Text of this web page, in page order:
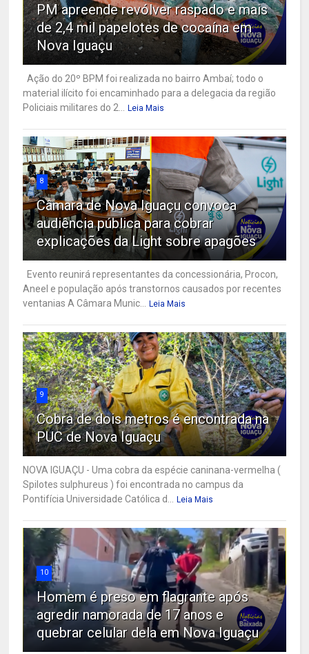
PM apreende revólver raspado e mais
de 2,4 mil papelotes de cocaína em
Nova Iguaçu
Ação do 20º BPM foi realizada no bairro Ambaí; todo o
material ilícito foi encaminhado para a delegacia da região
Policiais militares do 2...
Leia Mais
8
Câmara de Nova Iguaçu convoca
audiência pública para cobrar
explicações da Light sobre apagões
Evento reunirá representantes da concessionária, Procon,
Aneel e população após transtornos causados por recentes
ventanias A Câmara Munic...
Leia Mais
9
Cobra de dois metros é encontrada na
PUC de Nova Iguaçu
NOVA IGUAÇU - Uma cobra da espécie caninana-vermelha (
Spilotes sulphureus ) foi encontrada no campus da
Pontifícia Universidade Católica d...
Leia Mais
10
Homem é preso em flagrante após
agredir namorada de 17 anos e
quebrar celular dela em Nova Iguaçu